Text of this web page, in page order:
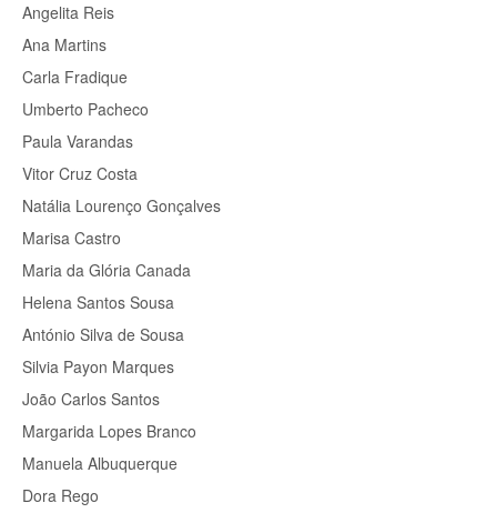
Angelita Reis
Ana Martins
Carla Fradique
Umberto Pacheco
Paula Varandas
Vitor Cruz Costa
Natália Lourenço Gonçalves
Marisa Castro
Maria da Glória Canada
Helena Santos Sousa
António Silva de Sousa
Silvia Payon Marques
João Carlos Santos
Margarida Lopes Branco
Manuela Albuquerque
Dora Rego